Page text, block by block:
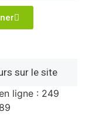
sur le site
ligne : 249